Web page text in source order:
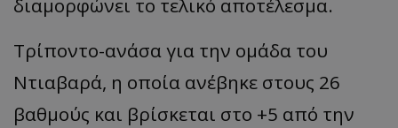
διαμορφώνει το τελικό αποτέλεσμα.
Τρίποντο-ανάσα για την ομάδα του
Ντιαβαρά, η οποία ανέβηκε στους 26
βαθμούς και βρίσκεται στο +5 από την